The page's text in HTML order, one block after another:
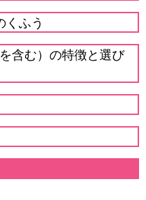
くふう
含む）の特徴と選び